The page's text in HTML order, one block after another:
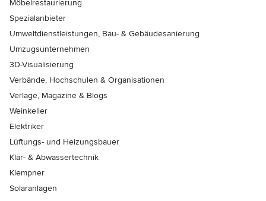
Möbelrestaurierung
Spezialanbieter
Umweltdienstleistungen, Bau- & Gebäudesanierung
Umzugsunternehmen
3D-Visualisierung
Verbände, Hochschulen & Organisationen
Verlage, Magazine & Blogs
Weinkeller
Elektriker
Lüftungs- und Heizungsbauer
Klär- & Abwassertechnik
Klempner
Solaranlagen